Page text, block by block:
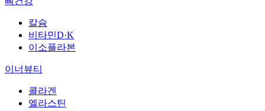
칼슘
비타민D·K
이소플라본
이너뷰티
콜라겐
엘라스틴